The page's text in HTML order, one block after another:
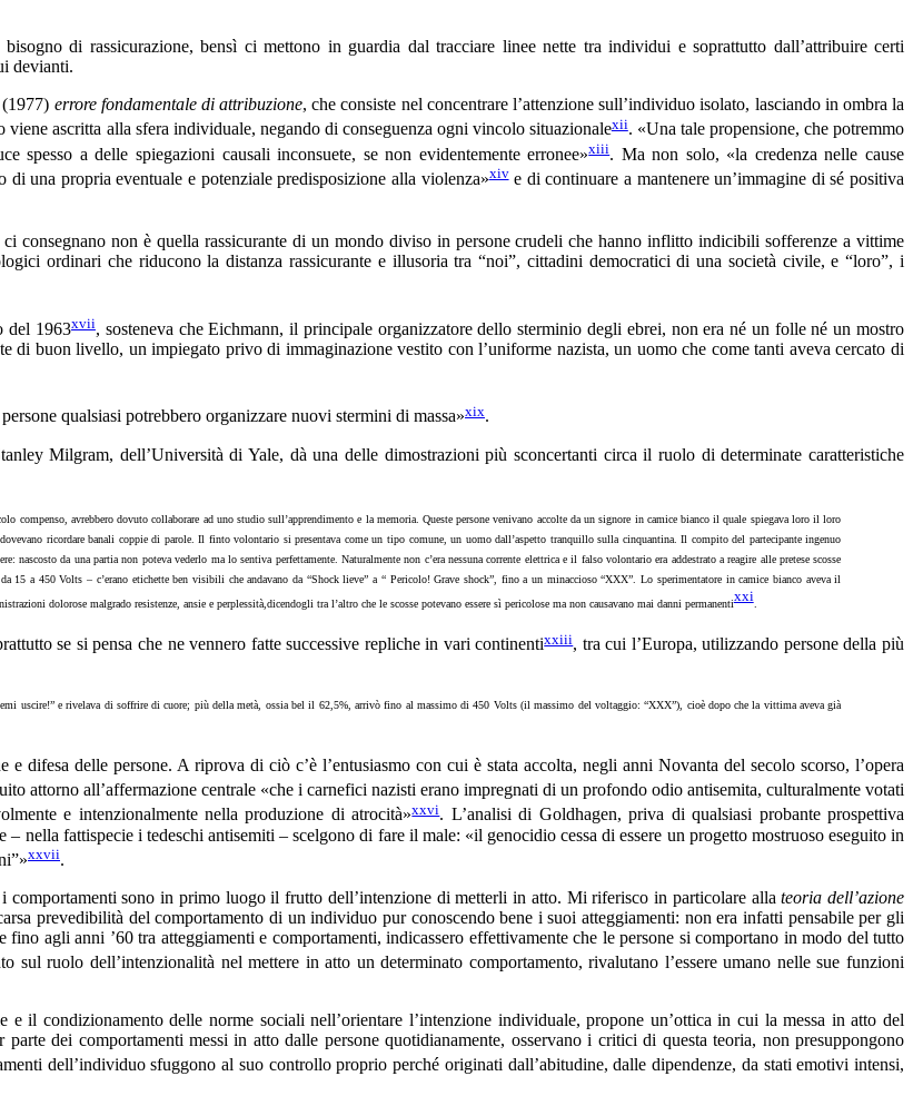
di rassicurazione, bensì ci mettono in guardia dal tracciare linee nette tra individui e soprattutto dall’attribuire certi
devianti.
errore fondamentale di attribuzione, che consiste nel concentrare l’attenzione sull’individuo isolato, lasciando in ombra la
ascritta alla sfera individuale, negando di conseguenza ogni vincolo situazionalexii. «Una tale propensione, che potremmo
spesso a delle spiegazioni causali inconsuete, se non evidentemente erronee»xiii. Ma non solo, «la credenza nelle cause
una propria eventuale e potenziale predisposizione alla violenza»xive di continuare a mantenere un’immagine di sé positiva
consegnano non è quella rassicurante di un mondo diviso in persone crudeli che hanno inflitto indicibili sofferenze a vittime
ordinari che riducono la distanza rassicurante e illusoria tra “noi”, cittadini democratici di una società civile, e “loro”, i
del 1963xvii, sosteneva che Eichmann, il principale organizzatore dello sterminio degli ebrei, non era né un folle né un mostro
di buon livello, un impiegato privo di immaginazione vestito con l’uniforme nazista, un uomo che come tanti aveva cercato di
qualsiasi potrebbero organizzare nuovi stermini di massa»xix.
Milgram, dell’Università di Yale, dà una delle dimostrazioni più sconcertanti circa il ruolo di determinate caratteristiche
avrebbero dovuto collaborare ad uno studio sull’apprendimento e la memoria. Queste persone venivano accolte da un signore in camice bianco il quale spiegava loro il loro
ricordare banali coppie di parole. Il finto volontario si presentava come un tipo comune, un uomo dall’aspetto tranquillo sulla cinquantina. Il compito del partecipante ingenuo
da una partia non poteva vederlo ma lo sentiva perfettamente. Naturalmente non c’era nessuna corrente elettrica e il falso volontario era addestrato a reagire alle pretese scosse
a 450 Volts – c’erano etichette ben visibili che andavano da “Shock lieve” a “ Pericolo! Grave shock”, fino a un minaccioso “XXX”. Lo sperimentatore in camice bianco aveva il
dolorose malgrado resistenze, ansie e perplessità,dicendogli tra l’altro che le scosse potevano essere sì pericolose ma non causavano mai danni permanentixxi.
se si pensa che ne vennero fatte successive repliche in vari continentixxiii, tra cui l’Europa, utilizzando persone della più
uscire!” e rivelava di soffrire di cuore; più della metà, ossia bel il 62,5%, arrivò fino al massimo di 450 Volts (il massimo del voltaggio: “XXX”), cioè dopo che la vittima aveva già
difesa delle persone. A riprova di ciò c’è l’entusiasmo con cui è stata accolta, negli anni Novanta del secolo scorso, l’opera
attorno all’affermazione centrale «che i carnefici nazisti erano impregnati di un profondo odio antisemita, culturalmente votati
e intenzionalmente nella produzione di atrocità»xxvi. L’analisi di Goldhagen, priva di qualsiasi probante prospettiva
nella fattispecie i tedeschi antisemiti – scelgono di fare il male: «il genocidio cessa di essere un progetto mostruoso eseguito in
xxvii.
comportamenti sono in primo luogo il frutto dell’intenzione di metterli in atto. Mi riferisco in particolare allateoria dell’azione
prevedibilità del comportamento di un individuo pur conoscendo bene i suoi atteggiamenti: non era infatti pensabile per gli
agli anni ’60 tra atteggiamenti e comportamenti, indicassero effettivamente che le persone si comportano in modo del tutto
sul ruolo dell’intenzionalità nel mettere in atto un determinato comportamento, rivalutano l’essere umano nelle sue funzioni
e il condizionamento delle norme sociali nell’orientare l’intenzione individuale, propone un’ottica in cui la messa in atto del
dei comportamenti messi in atto dalle persone quotidianamente, osservano i critici di questa teoria, non presuppongono
dell’individuo sfuggono al suo controllo proprio perché originati dall’abitudine, dalle dipendenze, da stati emotivi intensi,